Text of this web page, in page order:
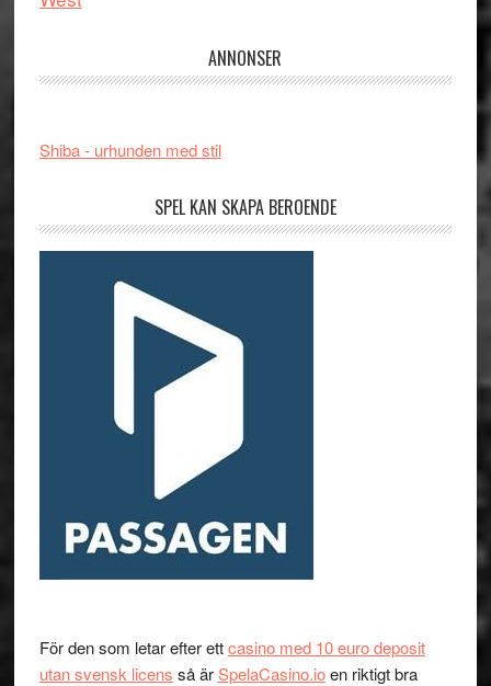
ANNONSER
Shiba - urhunden med stil
SPEL KAN SKAPA BEROENDE
För den som letar efter ettcasino med 10 euro deposit
utan svensk licens så ärSpelaCasino.ioen riktigt bra